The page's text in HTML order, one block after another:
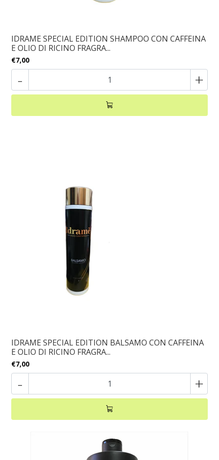
IDRAME SPECIAL EDITION SHAMPOO CON CAFFEINA
E OLIO DI RICINO FRAGRA...
€7,00
- +
IDRAME SPECIAL EDITION BALSAMO CON CAFFEINA
E OLIO DI RICINO FRAGRA...
€7,00
- +